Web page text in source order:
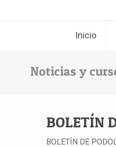
Inicio
Noticias y
BOLETÍN
BOLETÍN DE